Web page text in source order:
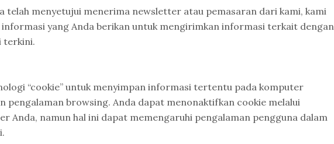
telah menyetujui menerima newsletter atau pemasaran dari kami, kami
yang Anda berikan untuk mengirimkan informasi terkait dengan
terkini.
“cookie” untuk menyimpan informasi tertentu pada komputer
pengalaman browsing. Anda dapat menonaktifkan cookie melalui
Anda, namun hal ini dapat memengaruhi pengalaman pengguna dalam